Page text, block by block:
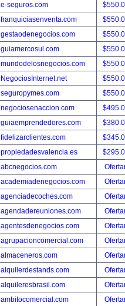
e-seguros.com
franquiciasenventa.com
gestaodenegocios.com
guiamercosul.com
mundodelosnegocios.com
NegociosInternet.net
seguropymes.com
negociosenaccion.com
guiaemprendedores.com
fidelizarclientes.com
propiedadesvalencia.es
abcnegocios.com
academiadenegocios.com
agenciadecoches.com
agendadereuniones.com
agentesdenegocios.com
agrupacioncomercial.com
almaceneros.com
alquilerdestands.com
alquileresbrasil.com
ambitocomercial.com